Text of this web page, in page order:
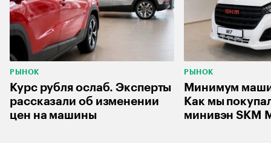
РЫНОК
Курс рубля ослаб. Эксперты
рассказали об изменении
цен на машины
РЫНОК
Минимум
Как мы
минивэн SKM